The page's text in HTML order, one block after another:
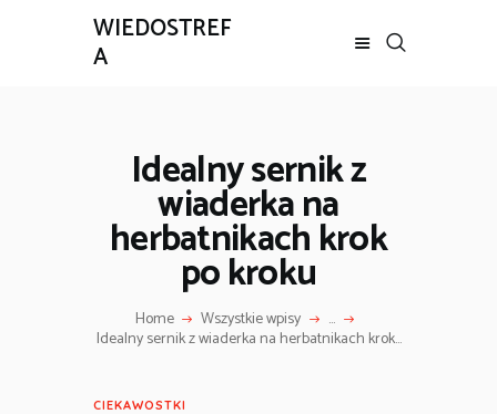
WIEDOSTREF
A
Idealny sernik z
wiaderka na
herbatnikach krok
po kroku
Home Wszystkie wpisy ...
Idealny sernik z wiaderka na herbatnikach krok...
CIEKAWOSTKI